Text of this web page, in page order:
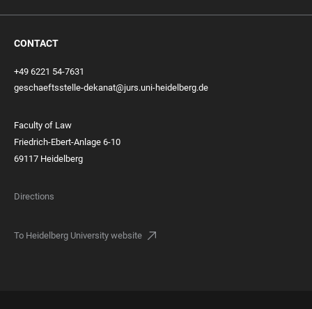
CONTACT
+49 6221 54-7631
geschaeftsstelle-dekanat@jurs.uni-heidelberg.de
Faculty of Law
Friedrich-Ebert-Anlage 6-10
69117 Heidelberg
Directions
To Heidelberg University website